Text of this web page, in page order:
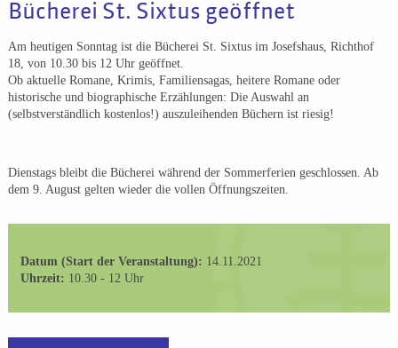
Bücherei St. Sixtus geöffnet
Am heutigen Sonntag ist die Bücherei St. Sixtus im Josefshaus, Richthof
18, von 10.30 bis 12 Uhr geöffnet.
Ob aktuelle Romane, Krimis, Familiensagas, heitere Romane oder
historische und biographische Erzählungen: Die Auswahl an
(selbstverständlich kostenlos!) auszuleihenden Büchern ist riesig!
Dienstags bleibt die Bücherei während der Sommerferien geschlossen. Ab
dem 9. August gelten wieder die vollen Öffnungszeiten.
Datum (Start der Veranstaltung): 14.11.2021
Uhrzeit: 10.30 - 12 Uhr